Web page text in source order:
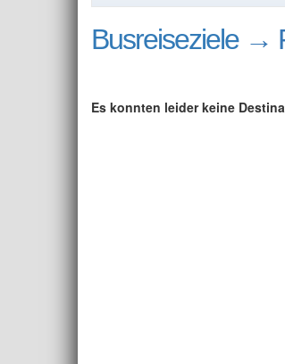
Busreiseziele→
Es konnten leider keine